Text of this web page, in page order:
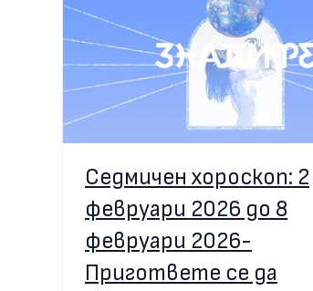
Седмичен хороскоп: 2
февруари 2026 до 8
февруари 2026-
Пригответе се да